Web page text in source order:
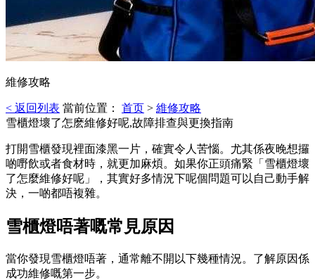
維修攻略
< 返回列表 當前位置： 首页 > 維修攻略
雪櫃燈壞了怎麽維修好呢,故障排查與更換指南
打開雪櫃發現裡面漆黑一片，確實令人苦惱。尤其係夜晚想攞
啲嘢飲或者食材時，就更加麻煩。如果你正頭痛緊「雪櫃燈壞
了怎麼維修好呢」，其實好多情況下呢個問題可以自己動手解
決，一啲都唔複雜。
雪櫃燈唔著嘅常見原因
當你發現雪櫃燈唔著，通常離不開以下幾種情況。了解原因係
成功維修嘅第一步。